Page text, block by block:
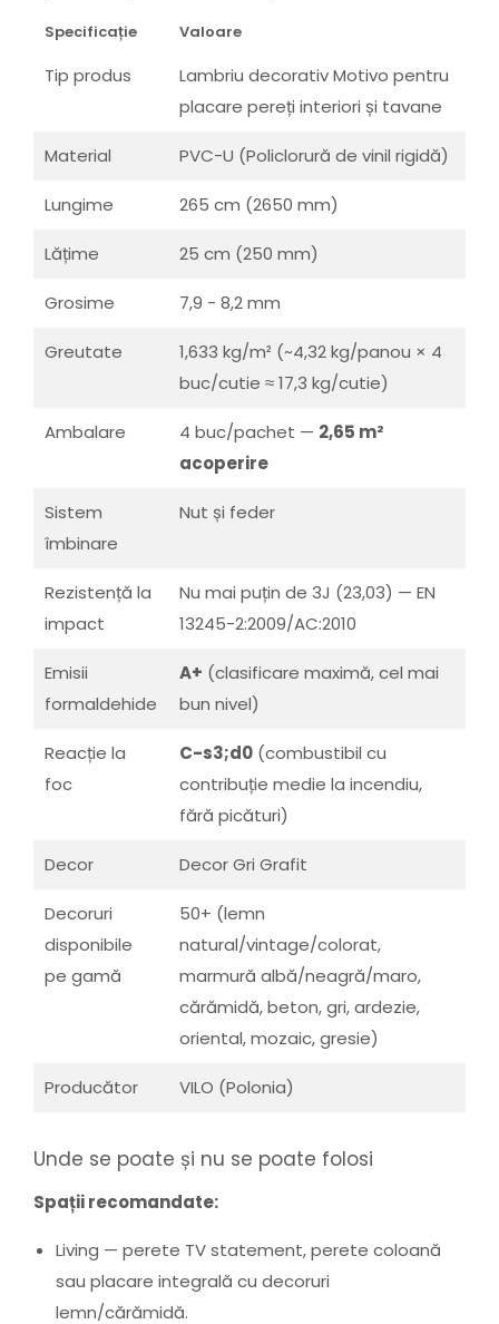
Specificație Valoare
Tip produs
Lambriu decorativ Motivo pentru
placare pereți interiori și tavane
Material PVC-U (Policlorură de vinil rigidă)
Lungime 265 cm (2650 mm)
Lățime 25 cm (250 mm)
Grosime 7,9 - 8,2 mm
Greutate
1,633 kg/m² (~4,32 kg/panou × 4
buc/cutie ≈ 17,3 kg/cutie)
Ambalare 4 buc/pachet — 2,65 m²
acoperire
Sistem
îmbinare
Nut și feder
Rezistență la
impact
Nu mai puțin de 3J (23,03) — EN
13245-2:2009/AC:2010
Emisii
formaldehide
A+ (clasificare maximă, cel mai
bun nivel)
Reacție la
foc
C-s3;d0 (combustibil cu
contribuție medie la incendiu,
fără picături)
Decor Decor Gri Grafit
Decoruri
disponibile
pe gamă
50+ (lemn
natural/vintage/colorat,
marmură albă/neagră/maro,
cărămidă, beton, gri, ardezie,
oriental, mozaic, gresie)
Producător VILO (Polonia)
Unde se poate și nu se poate folosi
Spații recomandate:
Living — perete TV statement, perete coloană
sau placare integrală cu decoruri
lemn/cărămidă.